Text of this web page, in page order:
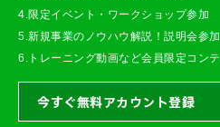
4.限定イベント・ワークショップ参加
5.新規事業のノウハウ解説！説明会参加
6.トレーニング動画など会員限定コン
今すぐ無料アカウント登録